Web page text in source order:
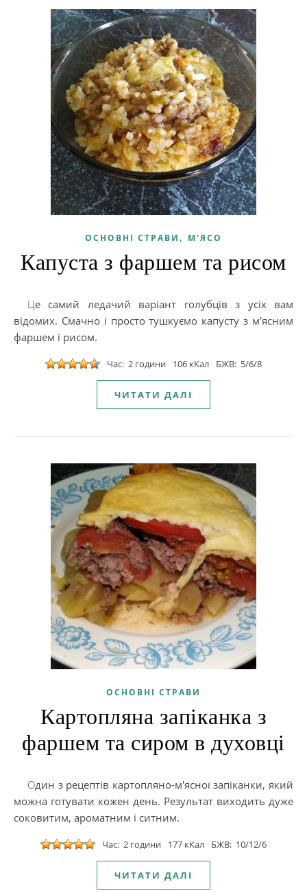
ОСНОВНІ СТРАВИ , М'ЯСО
Капуста з фаршем та рисом
Це самий ледачий варіант голубців з усіх вам
відомих. Смачно і просто тушкуємо капусту з м'ясним
фаршем і рисом.
Час: 2 години 106 кКал БЖВ: 5/6/8
ЧИТАТИ ДАЛІ
ОСНОВНІ СТРАВИ
Картопляна запіканка з
фаршем та сиром в духовці
Один з рецептів картопляно-м'ясної запіканки, який
можна готувати кожен день. Результат виходить дуже
соковитим, ароматним і ситним.
Час: 2 години 177 кКал БЖВ: 10/12/6
ЧИТАТИ ДАЛІ